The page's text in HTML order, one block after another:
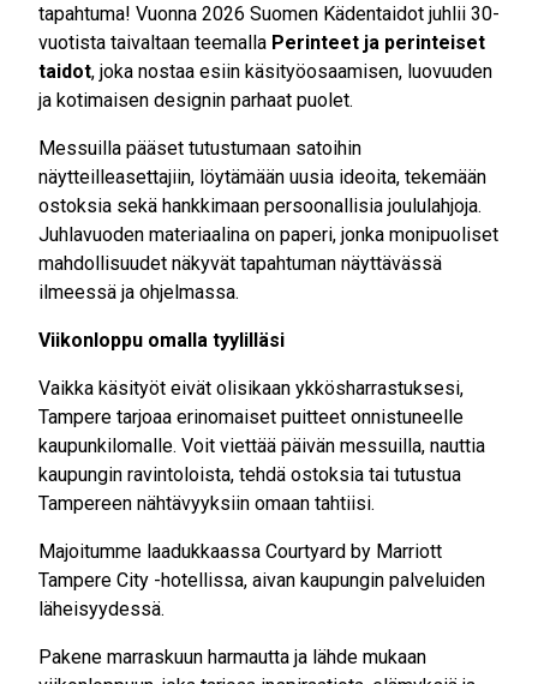
tapahtuma! Vuonna 2026 Suomen Kädentaidot juhlii 30-
vuotista taivaltaan teemalla Perinteet ja perinteiset
taidot, joka nostaa esiin käsityöosaamisen, luovuuden
ja kotimaisen designin parhaat puolet.
Messuilla pääset tutustumaan satoihin
näytteilleasettajiin, löytämään uusia ideoita, tekemään
ostoksia sekä hankkimaan persoonallisia joululahjoja.
Juhlavuoden materiaalina on paperi, jonka monipuoliset
mahdollisuudet näkyvät tapahtuman näyttävässä
ilmeessä ja ohjelmassa.
Viikonloppu omalla tyylilläsi
Vaikka käsityöt eivät olisikaan ykkösharrastuksesi,
Tampere tarjoaa erinomaiset puitteet onnistuneelle
kaupunkilomalle. Voit viettää päivän messuilla, nauttia
kaupungin ravintoloista, tehdä ostoksia tai tutustua
Tampereen nähtävyyksiin omaan tahtiisi.
Majoitumme laadukkaassa Courtyard by Marriott
Tampere City -hotellissa, aivan kaupungin palveluiden
läheisyydessä.
Pakene marraskuun harmautta ja lähde mukaan